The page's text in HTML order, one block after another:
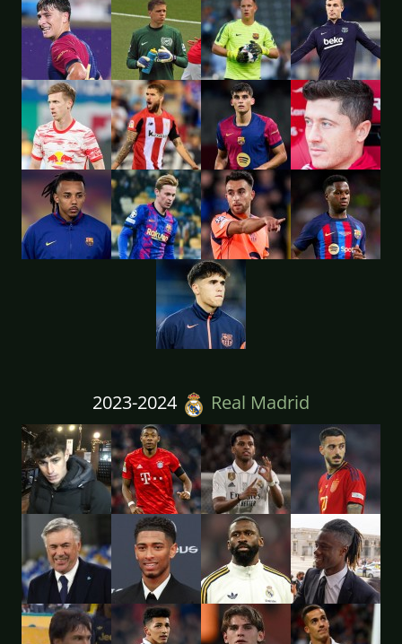
2023-2024 Real Madrid